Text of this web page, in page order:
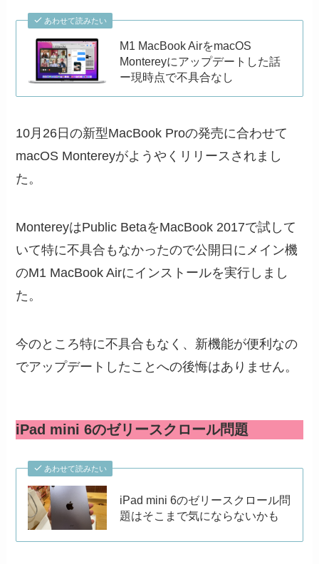
あわせて読みたい
M1 MacBook AirをmacOS
Montereyにアップデートした話
ー現時点で不具合なし
10月26日の新型MacBook Proの発売に合わせて
macOS Montereyがようやくリリースされまし
た。
MontereyはPublic BetaをMacBook 2017で試して
いて特に不具合もなかったので公開日にメイン機
のM1 MacBook Airにインストールを実行しまし
た。
今のところ特に不具合もなく、新機能が便利なの
でアップデートしたことへの後悔はありません。
iPad mini 6のゼリースクロール問題
あわせて読みたい
iPad mini 6のゼリースクロール問
題はそこまで気にならないかも